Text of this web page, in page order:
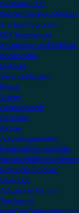
Hersteller-Hub
Werden Sie KNX-Mitglied
Startup Programm
KNX Technologie
Neuigkeiten und Einblicke
Nachrichten
Einblicke
Veranstaltungen
Presse
Videos
Gemeinschaft
Hersteller
Partner
Ausbildungszentren
Freiberufliche Ausbilder
Wissenschaftliche Partner
Nationale Gruppen
Userclubs
Assoziierte Partner
Testlabore
NextGen Bildungsinstitute